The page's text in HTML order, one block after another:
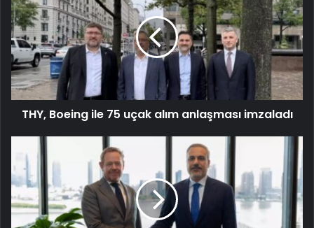
THY, Boeing ile 75 uçak alım anlaşması imzaladı